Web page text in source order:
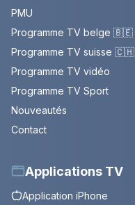
PMU
Programme TV belge 🇧🇪
Programme TV suisse 🇨🇭
Programme TV vidéo
Programme TV Sport
Nouveautés
Contact
Applications TV
Application iPhone